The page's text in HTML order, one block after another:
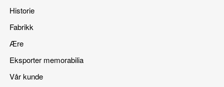
Historie
Fabrikk
Ære
Eksporter memorabilia
Vår kunde